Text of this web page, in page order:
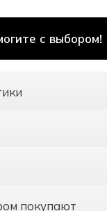
с выбором!
покупают